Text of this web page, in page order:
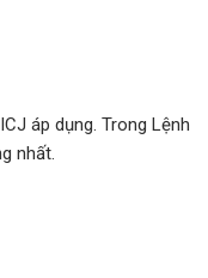
áp dụng. Trong Lệnh
nhất.